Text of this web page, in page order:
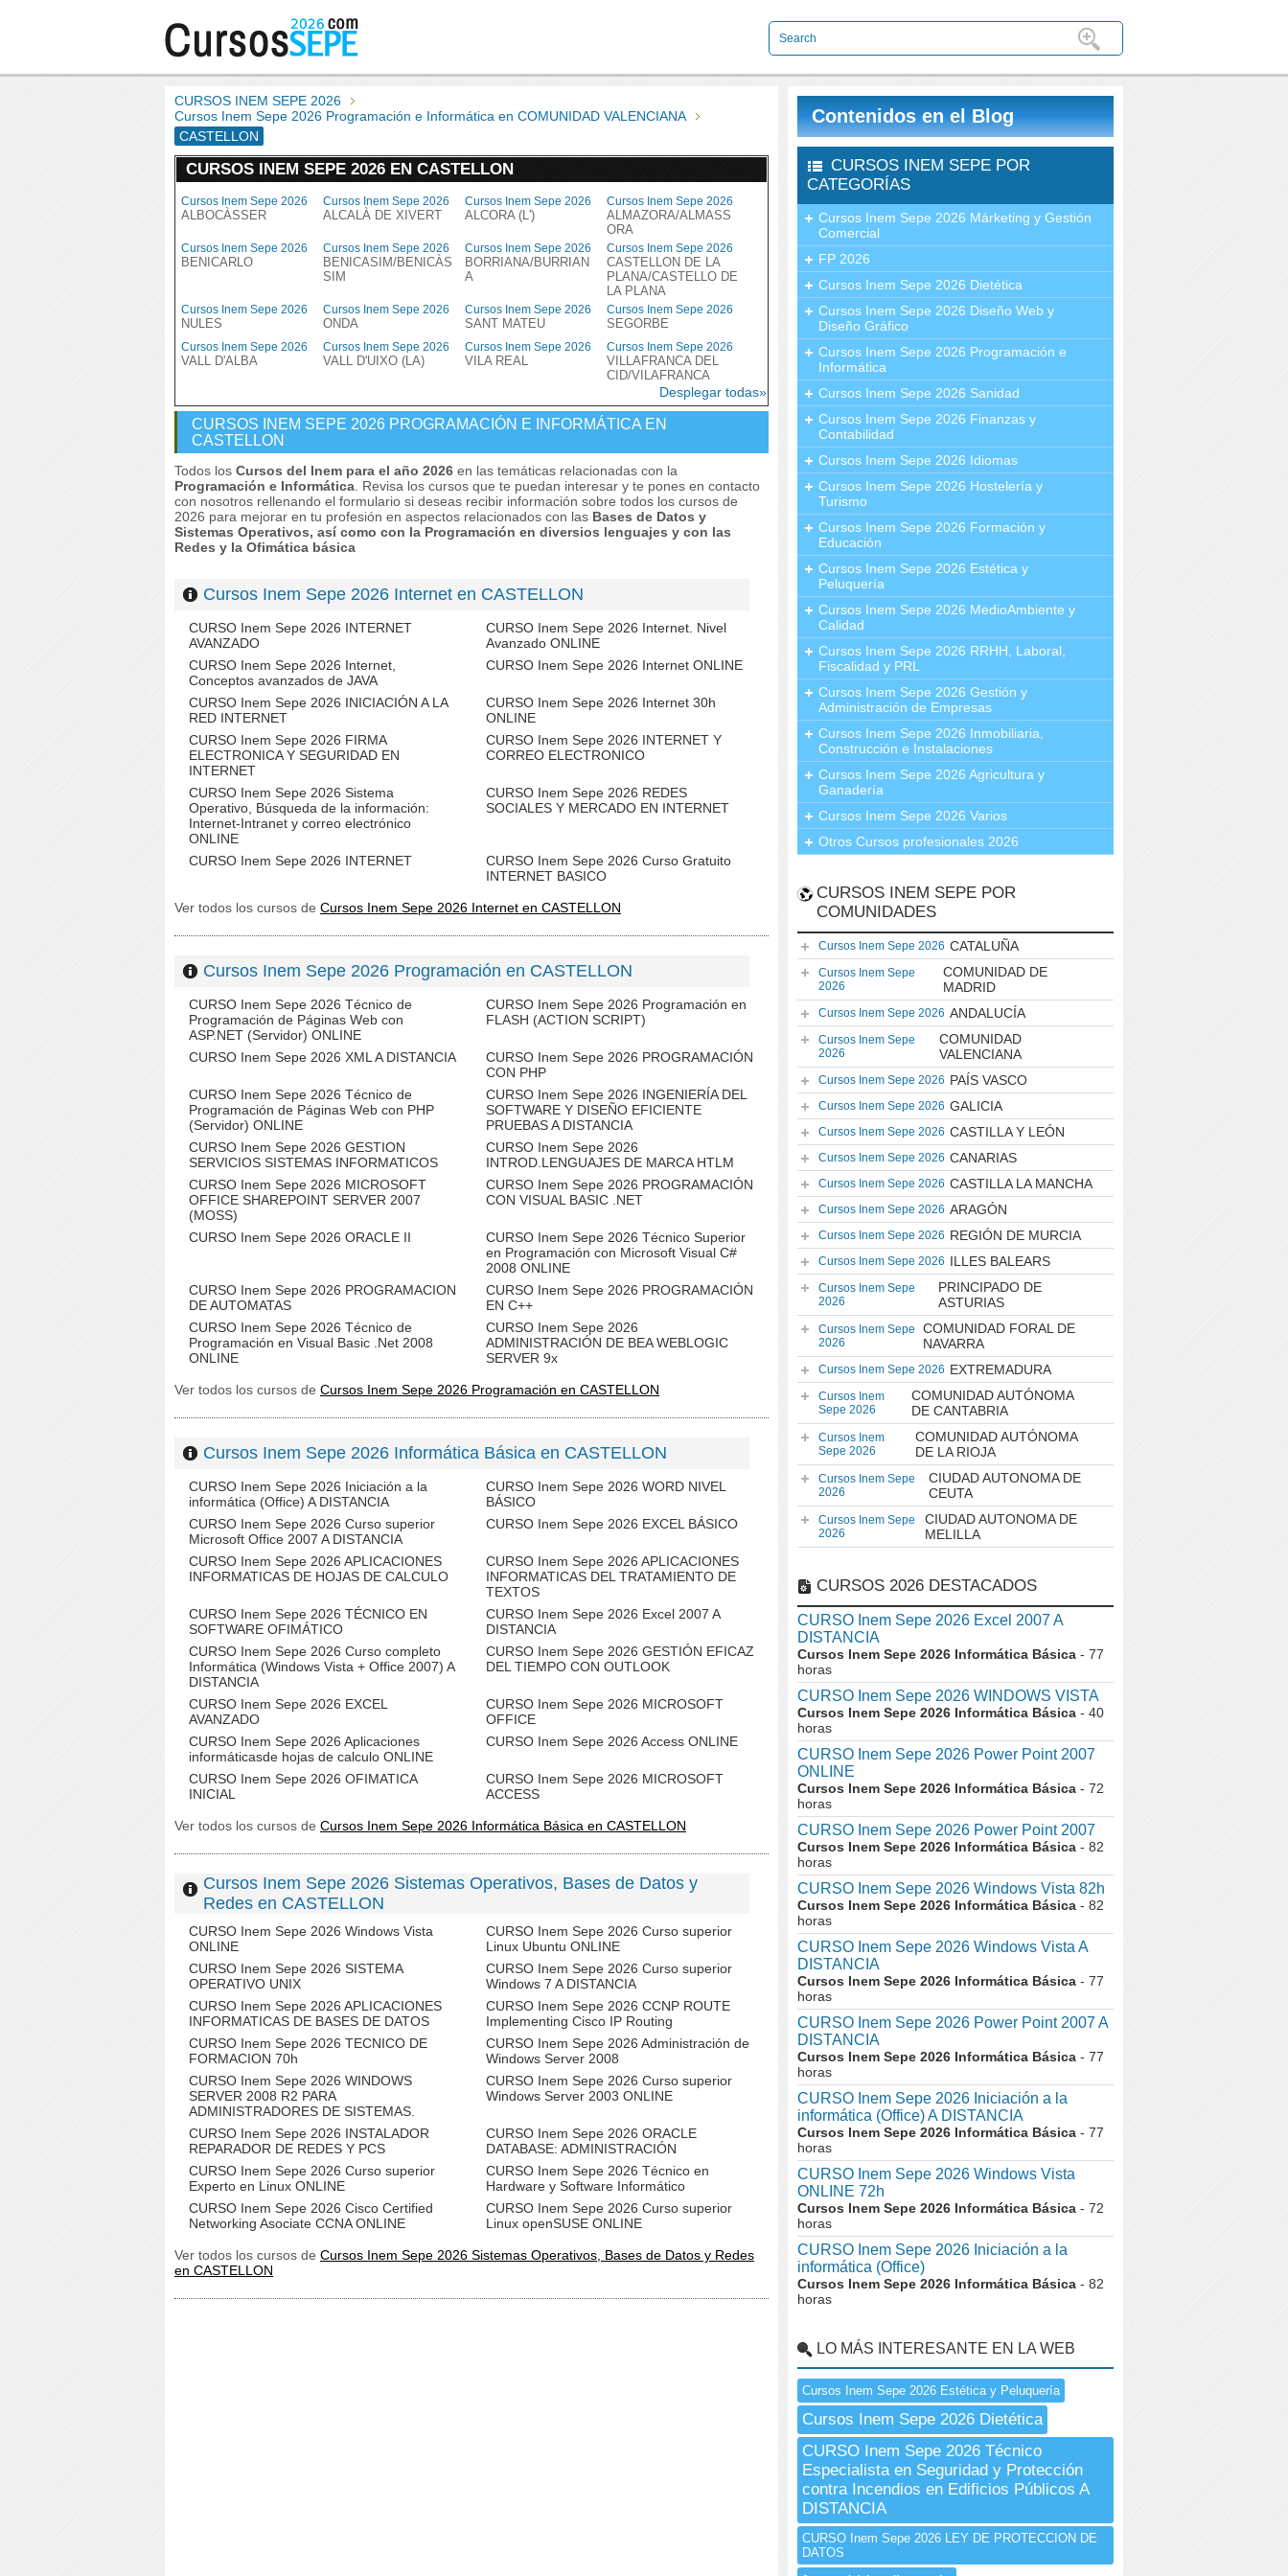
CURSOS INEM SEPE 2026
Cursos Inem Sepe 2026 Programación e Informática en COMUNIDAD VALENCIANA
CASTELLON
CURSOS INEM SEPE 2026 EN CASTELLON
Cursos Inem Sepe 2026
ALBOCÀSSER
Cursos Inem Sepe 2026
ALCALÀ DE XIVERT
Cursos Inem Sepe 2026
ALCORA (L')
Cursos Inem Sepe 2026
ALMAZORA/ALMASS
ORA
Cursos Inem Sepe 2026
BENICARLO
Cursos Inem Sepe 2026
BENICASIM/BENICÀS
SIM
Cursos Inem Sepe 2026
BORRIANA/BURRIAN
A
Cursos Inem Sepe 2026
CASTELLON DE LA
PLANA/CASTELLO DE
LA PLANA
Cursos Inem Sepe 2026
NULES
Cursos Inem Sepe 2026
ONDA
Cursos Inem Sepe 2026
SANT MATEU
Cursos Inem Sepe 2026
SEGORBE
Cursos Inem Sepe 2026
VALL D'ALBA
Cursos Inem Sepe 2026
VALL D'UIXO (LA)
Cursos Inem Sepe 2026
VILA REAL
Cursos Inem Sepe 2026
VILLAFRANCA DEL
CID/VILAFRANCA
Desplegar todas»
CURSOS INEM SEPE 2026 PROGRAMACIÓN E INFORMÁTICA EN
CASTELLON
Todos los Cursos del Inem para el año 2026 en las temáticas relacionadas con la
Programación e Informática . Revisa los cursos que te puedan interesar y te pones en contacto
con nosotros rellenando el formulario si deseas recibir información sobre todos los cursos de
2026 para mejorar en tu profesión en aspectos relacionados con las Bases de Datos y
Sistemas Operativos, así como con la Programación en diversios lenguajes y con las
Redes y la Ofimática básica
Cursos Inem Sepe 2026 Internet en CASTELLON
CURSO Inem Sepe 2026 INTERNET
AVANZADO
CURSO Inem Sepe 2026 Internet. Nivel
Avanzado ONLINE
CURSO Inem Sepe 2026 Internet,
Conceptos avanzados de JAVA
CURSO Inem Sepe 2026 Internet ONLINE
CURSO Inem Sepe 2026 INICIACIÓN A LA
RED INTERNET
CURSO Inem Sepe 2026 Internet 30h
ONLINE
CURSO Inem Sepe 2026 FIRMA
ELECTRONICA Y SEGURIDAD EN
INTERNET
CURSO Inem Sepe 2026 INTERNET Y
CORREO ELECTRONICO
CURSO Inem Sepe 2026 Sistema
Operativo, Búsqueda de la información:
Internet-Intranet y correo electrónico
ONLINE
CURSO Inem Sepe 2026 REDES
SOCIALES Y MERCADO EN INTERNET
CURSO Inem Sepe 2026 INTERNET
CURSO Inem Sepe 2026 Curso Gratuito
INTERNET BASICO
Ver todos los cursos de Cursos Inem Sepe 2026 Internet en CASTELLON
Cursos Inem Sepe 2026 Programación en CASTELLON
CURSO Inem Sepe 2026 Técnico de
Programación de Páginas Web con
ASP.NET (Servidor) ONLINE
CURSO Inem Sepe 2026 Programación en
FLASH (ACTION SCRIPT)
CURSO Inem Sepe 2026 XML A DISTANCIA
CURSO Inem Sepe 2026 PROGRAMACIÓN
CON PHP
CURSO Inem Sepe 2026 Técnico de
Programación de Páginas Web con PHP
(Servidor) ONLINE
CURSO Inem Sepe 2026 INGENIERÍA DEL
SOFTWARE Y DISEÑO EFICIENTE
PRUEBAS A DISTANCIA
CURSO Inem Sepe 2026 GESTION
SERVICIOS SISTEMAS INFORMATICOS
CURSO Inem Sepe 2026
INTROD.LENGUAJES DE MARCA HTLM
CURSO Inem Sepe 2026 MICROSOFT
OFFICE SHAREPOINT SERVER 2007
(MOSS)
CURSO Inem Sepe 2026 PROGRAMACIÓN
CON VISUAL BASIC .NET
CURSO Inem Sepe 2026 ORACLE II
CURSO Inem Sepe 2026 Técnico Superior
en Programación con Microsoft Visual C#
2008 ONLINE
CURSO Inem Sepe 2026 PROGRAMACION
DE AUTOMATAS
CURSO Inem Sepe 2026 PROGRAMACIÓN
EN C++
CURSO Inem Sepe 2026 Técnico de
Programación en Visual Basic .Net 2008
ONLINE
CURSO Inem Sepe 2026
ADMINISTRACIÓN DE BEA WEBLOGIC
SERVER 9x
Ver todos los cursos de Cursos Inem Sepe 2026 Programación en CASTELLON
Cursos Inem Sepe 2026 Informática Básica en CASTELLON
CURSO Inem Sepe 2026 Iniciación a la
informática (Office) A DISTANCIA
CURSO Inem Sepe 2026 WORD NIVEL
BÁSICO
CURSO Inem Sepe 2026 Curso superior
Microsoft Office 2007 A DISTANCIA
CURSO Inem Sepe 2026 EXCEL BÁSICO
CURSO Inem Sepe 2026 APLICACIONES
INFORMATICAS DE HOJAS DE CALCULO
CURSO Inem Sepe 2026 APLICACIONES
INFORMATICAS DEL TRATAMIENTO DE
TEXTOS
CURSO Inem Sepe 2026 TÉCNICO EN
SOFTWARE OFIMÁTICO
CURSO Inem Sepe 2026 Excel 2007 A
DISTANCIA
CURSO Inem Sepe 2026 Curso completo
Informática (Windows Vista + Office 2007) A
DISTANCIA
CURSO Inem Sepe 2026 GESTIÓN EFICAZ
DEL TIEMPO CON OUTLOOK
CURSO Inem Sepe 2026 EXCEL
AVANZADO
CURSO Inem Sepe 2026 MICROSOFT
OFFICE
CURSO Inem Sepe 2026 Aplicaciones
informáticasde hojas de calculo ONLINE
CURSO Inem Sepe 2026 Access ONLINE
CURSO Inem Sepe 2026 OFIMATICA
INICIAL
CURSO Inem Sepe 2026 MICROSOFT
ACCESS
Ver todos los cursos de Cursos Inem Sepe 2026 Informática Básica en CASTELLON
Cursos Inem Sepe 2026 Sistemas Operativos, Bases de Datos y
Redes en CASTELLON
CURSO Inem Sepe 2026 Windows Vista
ONLINE
CURSO Inem Sepe 2026 Curso superior
Linux Ubuntu ONLINE
CURSO Inem Sepe 2026 SISTEMA
OPERATIVO UNIX
CURSO Inem Sepe 2026 Curso superior
Windows 7 A DISTANCIA
CURSO Inem Sepe 2026 APLICACIONES
INFORMATICAS DE BASES DE DATOS
CURSO Inem Sepe 2026 CCNP ROUTE
Implementing Cisco IP Routing
CURSO Inem Sepe 2026 TECNICO DE
FORMACION 70h
CURSO Inem Sepe 2026 Administración de
Windows Server 2008
CURSO Inem Sepe 2026 WINDOWS
SERVER 2008 R2 PARA
ADMINISTRADORES DE SISTEMAS.
CURSO Inem Sepe 2026 Curso superior
Windows Server 2003 ONLINE
CURSO Inem Sepe 2026 INSTALADOR
REPARADOR DE REDES Y PCS
CURSO Inem Sepe 2026 ORACLE
DATABASE: ADMINISTRACIÓN
CURSO Inem Sepe 2026 Curso superior
Experto en Linux ONLINE
CURSO Inem Sepe 2026 Técnico en
Hardware y Software Informático
CURSO Inem Sepe 2026 Cisco Certified
Networking Asociate CCNA ONLINE
CURSO Inem Sepe 2026 Curso superior
Linux openSUSE ONLINE
Ver todos los cursos de Cursos Inem Sepe 2026 Sistemas Operativos, Bases de Datos y Redes
en CASTELLON
Contenidos en el Blog
CURSOS INEM SEPE POR
CATEGORÍAS
Cursos Inem Sepe 2026 Márketing y Gestión
Comercial
FP 2026
Cursos Inem Sepe 2026 Dietética
Cursos Inem Sepe 2026 Diseño Web y
Diseño Gráfico
Cursos Inem Sepe 2026 Programación e
Informática
Cursos Inem Sepe 2026 Sanidad
Cursos Inem Sepe 2026 Finanzas y
Contabilidad
Cursos Inem Sepe 2026 Idiomas
Cursos Inem Sepe 2026 Hostelería y
Turismo
Cursos Inem Sepe 2026 Formación y
Educación
Cursos Inem Sepe 2026 Estética y
Peluquería
Cursos Inem Sepe 2026 MedioAmbiente y
Calidad
Cursos Inem Sepe 2026 RRHH, Laboral,
Fiscalidad y PRL
Cursos Inem Sepe 2026 Gestión y
Administración de Empresas
Cursos Inem Sepe 2026 Inmobiliaria,
Construcción e Instalaciones
Cursos Inem Sepe 2026 Agricultura y
Ganadería
Cursos Inem Sepe 2026 Varios
Otros Cursos profesionales 2026
CURSOS INEM SEPE POR
COMUNIDADES
Cursos Inem Sepe 2026 CATALUÑA
Cursos Inem Sepe
2026
COMUNIDAD DE
MADRID
Cursos Inem Sepe 2026 ANDALUCÍA
Cursos Inem Sepe
2026
COMUNIDAD
VALENCIANA
Cursos Inem Sepe 2026 PAÍS VASCO
Cursos Inem Sepe 2026 GALICIA
Cursos Inem Sepe 2026 CASTILLA Y LEÓN
Cursos Inem Sepe 2026 CANARIAS
Cursos Inem Sepe 2026 CASTILLA LA MANCHA
Cursos Inem Sepe 2026 ARAGÓN
Cursos Inem Sepe 2026 REGIÓN DE MURCIA
Cursos Inem Sepe 2026 ILLES BALEARS
Cursos Inem Sepe
2026
PRINCIPADO DE
ASTURIAS
Cursos Inem Sepe
2026
COMUNIDAD FORAL DE
NAVARRA
Cursos Inem Sepe 2026 EXTREMADURA
Cursos Inem
Sepe 2026
COMUNIDAD AUTÓNOMA
DE CANTABRIA
Cursos Inem
Sepe 2026
COMUNIDAD AUTÓNOMA
DE LA RIOJA
Cursos Inem Sepe
2026
CIUDAD AUTONOMA DE
CEUTA
Cursos Inem Sepe
2026
CIUDAD AUTONOMA DE
MELILLA
CURSOS 2026 DESTACADOS
CURSO Inem Sepe 2026 Excel 2007 A
DISTANCIA
Cursos Inem Sepe 2026 Informática Básica - 77
horas
CURSO Inem Sepe 2026 WINDOWS VISTA
Cursos Inem Sepe 2026 Informática Básica - 40
horas
CURSO Inem Sepe 2026 Power Point 2007
ONLINE
Cursos Inem Sepe 2026 Informática Básica - 72
horas
CURSO Inem Sepe 2026 Power Point 2007
Cursos Inem Sepe 2026 Informática Básica - 82
horas
CURSO Inem Sepe 2026 Windows Vista 82h
Cursos Inem Sepe 2026 Informática Básica - 82
horas
CURSO Inem Sepe 2026 Windows Vista A
DISTANCIA
Cursos Inem Sepe 2026 Informática Básica - 77
horas
CURSO Inem Sepe 2026 Power Point 2007 A
DISTANCIA
Cursos Inem Sepe 2026 Informática Básica - 77
horas
CURSO Inem Sepe 2026 Iniciación a la
informática (Office) A DISTANCIA
Cursos Inem Sepe 2026 Informática Básica - 77
horas
CURSO Inem Sepe 2026 Windows Vista
ONLINE 72h
Cursos Inem Sepe 2026 Informática Básica - 72
horas
CURSO Inem Sepe 2026 Iniciación a la
informática (Office)
Cursos Inem Sepe 2026 Informática Básica - 82
horas
LO MÁS INTERESANTE EN LA WEB
Cursos Inem Sepe 2026 Estética y Peluquería
Cursos Inem Sepe 2026 Dietética
CURSO Inem Sepe 2026 Técnico
Especialista en Seguridad y Protección
contra Incendios en Edificios Públicos A
DISTANCIA
CURSO Inem Sepe 2026 LEY DE PROTECCION DE
DATOS